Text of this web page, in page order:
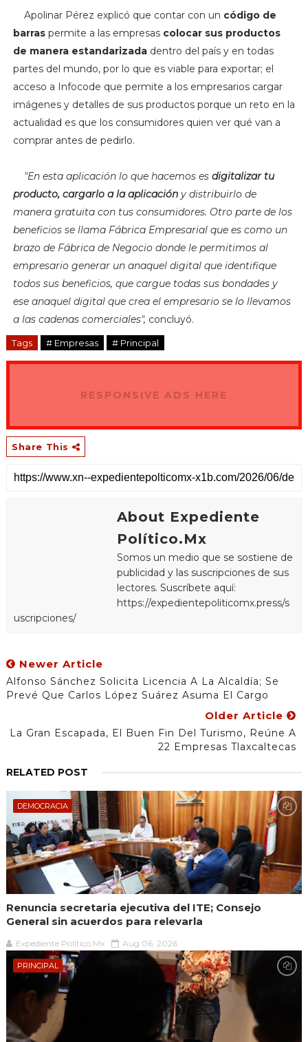
Apolinar Pérez explicó que contar con un código de
barras permite a las empresas colocar sus productos
de manera estandarizadadentro del país y en todas
partes del mundo, por lo que es viable para exportar; el
acceso a Infocode que permite a los empresarios cargar
imágenes y detalles de sus productos porque un reto en la
actualidad es que los consumidores quien ver qué van a
comprar antes de pedirlo.
"En esta aplicación lo que hacemos es digitalizar tu
producto, cargarlo a la aplicación y distribuirlo de
manera gratuita con tus consumidores. Otro parte de los
beneficios se llama Fábrica Empresarial que es como un
brazo de Fábrica de Negocio donde le permitimos al
empresario generar un anaquel digital que identifique
todos sus beneficios, que cargue todas sus bondades y
ese anaquel digital que crea el empresario se lo llevamos
a las cadenas comerciales", concluyó.
Tags # Empresas # Principal
RESPONSIVE ADS HERE
Share This
About Expediente
Político.Mx
Somos un medio que se sostiene de
publicidad y las suscripciones de sus
lectores. Suscríbete aquí:
https://expedientepoliticomx.press/s
uscripciones/
Newer Article
Alfonso Sánchez Solicita Licencia A La Alcaldía; Se
Prevé Que Carlos López Suárez Asuma El Cargo
Older Article
La Gran Escapada, El Buen Fin Del Turismo, Reúne A
22 Empresas Tlaxcaltecas
RELATED POST
DEMOCRACIA
Renuncia secretaria ejecutiva del ITE; Consejo
General sin acuerdos para relevarla
Expediente Político.Mx Aug 06, 2026
PRINCIPAL